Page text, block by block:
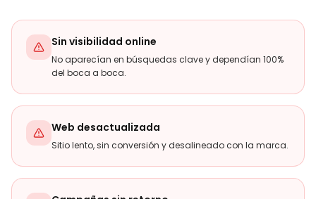
Sin visibilidad online
No aparecían en búsquedas clave y dependían 100%
del boca a boca.
Web desactualizada
Sitio lento, sin conversión y desalineado con la marca.